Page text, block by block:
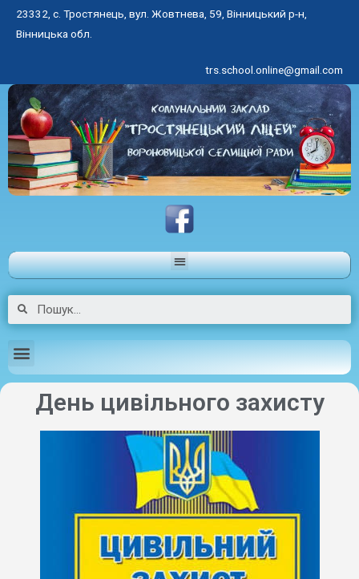
23332, с. Тростянець, вул. Жовтнева, 59, Вінницький р-н,
Вінницька обл.
trs.school.online@gmail.com
День цивільного захисту